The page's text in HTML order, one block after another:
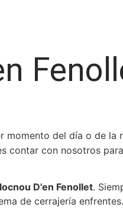
momento del día o de la
contar con nosotros
D'en Fenollet.
de cerrajería enfrentes.